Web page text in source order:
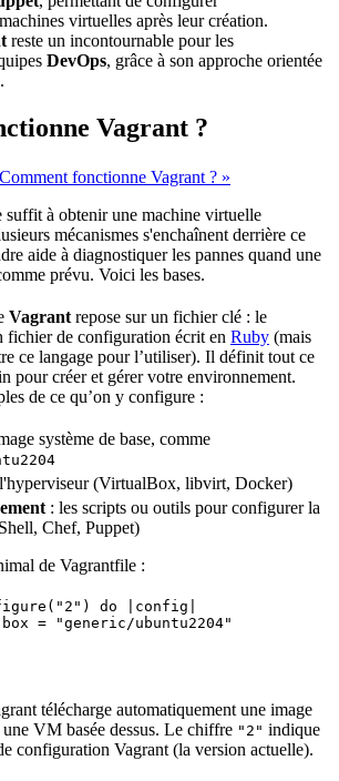
virtuelles après leur création.
reste un incontournable pour les
DevOps, grâce à son approche orientée
.
Vagrant ?
fonctionne Vagrant ? »
suffit à obtenir une machine virtuelle
mécanismes s'enchaînent derrière ce
aide à diagnostiquer les pannes quand une
prévu. Voici les bases.
Vagrant repose sur un fichier clé : le
fichier de configuration écrit en Ruby (mais
ce langage pour l’utiliser). Il définit tout ce
pour créer et gérer votre environnement.
de ce qu’on y configure :
système de base, comme
(VirtualBox, libvirt, Docker)
: les scripts ou outils pour configurer la
Shell, Chef, Puppet)
de Vagrantfile :
( " 2 " ) do config
box = "generic/ubuntu2204"
télécharge automatiquement une image
VM basée dessus. Le chiffre "2" indique
configuration Vagrant (la version actuelle).